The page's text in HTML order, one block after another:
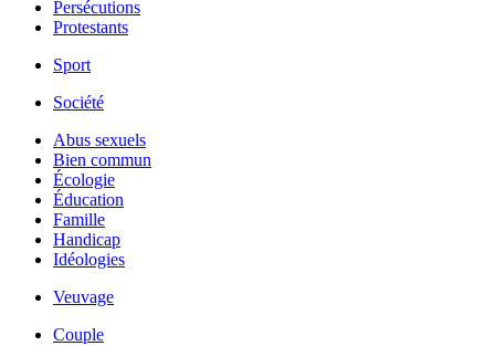
Persécutions
Protestants
Sport
Société
Abus sexuels
Bien commun
Écologie
Éducation
Famille
Handicap
Idéologies
Veuvage
Couple